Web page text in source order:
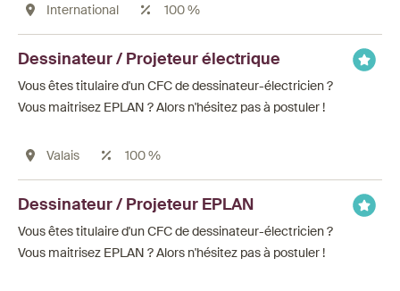
International 100 %
Dessinateur / Projeteur électrique
Vous êtes titulaire d'un CFC de dessinateur-électricien ?
Vous maitrisez EPLAN ? Alors n'hésitez pas à postuler !
Valais 100 %
Dessinateur / Projeteur EPLAN
Vous êtes titulaire d'un CFC de dessinateur-électricien ?
Vous maitrisez EPLAN ? Alors n'hésitez pas à postuler !